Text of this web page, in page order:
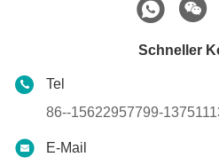
Schneller
Tel
86--15622957799-
E-Mail